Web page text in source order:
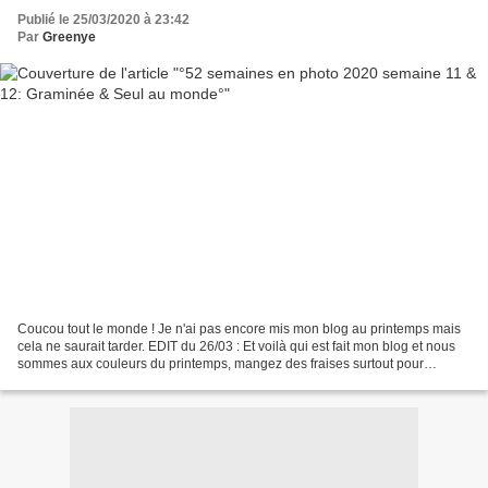
Publié le 25/03/2020 à 23:42
Par Greenye
Coucou tout le monde ! Je n'ai pas encore mis mon blog au printemps mais
cela ne saurait tarder. EDIT du 26/03 : Et voilà qui est fait mon blog et nous
sommes aux couleurs du printemps, mangez des fraises surtout pour